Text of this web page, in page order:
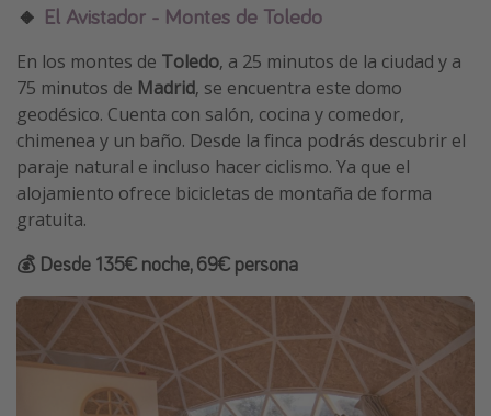
🔸 El Avistador - Montes de Toledo
En los montes de Toledo, a 25 minutos de la ciudad y a
75 minutos de Madrid, se encuentra este domo
geodésico. Cuenta con salón, cocina y comedor,
chimenea y un baño. Desde la finca podrás descubrir el
paraje natural e incluso hacer ciclismo. Ya que el
alojamiento ofrece bicicletas de montaña de forma
gratuita.
💰 Desde 135€ noche, 69€ persona